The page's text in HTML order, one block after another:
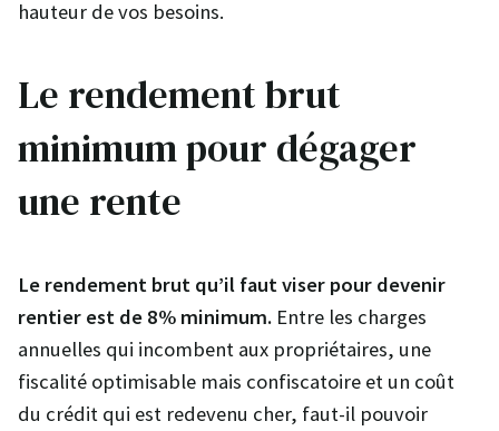
hauteur de vos besoins.
Le rendement brut
minimum pour dégager
une rente
Le rendement brut qu’il faut viser pour devenir
rentier est de 8% minimum. Entre les charges
annuelles qui incombent aux propriétaires, une
fiscalité optimisable mais confiscatoire et un coût
du crédit qui est redevenu cher, faut-il pouvoir